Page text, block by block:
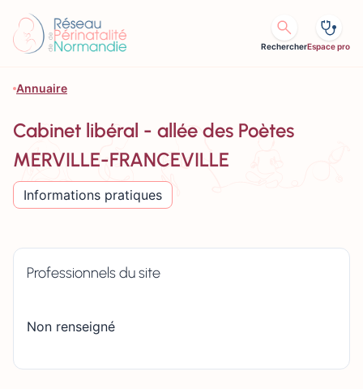
RechercherEspace pro
Annuaire
Cabinet libéral - allée des Poètes
MERVILLE-FRANCEVILLE
Informations pratiques
Professionnels du site
Non renseigné